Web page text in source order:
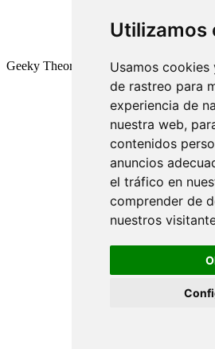
Utilizamos
Usamos
de rastreo para
experiencia de
nuestra web,
contenidos
anuncios
el tráfico en
comprender de
nuestros
Geeky Theory © 2026